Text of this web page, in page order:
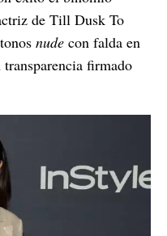
de Till Dusk To
nude con falda en
firmado